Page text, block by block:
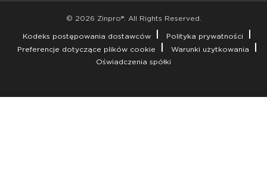
© 2026 Zinpro®. All Rights Reserved.
Kodeks postępowania dostawców
Polityka prywatności
Preferencje dotyczące plików cookie
Warunki użytkowania
Oświadczenia spółki